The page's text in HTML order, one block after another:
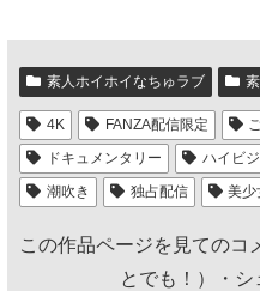
素人ホイホイなちゅラブ
4K FANZA配信限定
ドキュメンタリー
ハイビ
潮吹き
独占配信 美少
この作品ページを見てのコ
とでも！）・